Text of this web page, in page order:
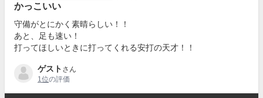
かっこいい
守備がとにかく素晴らしい！！
あと、足も速い！
打ってほしいときに打ってくれる安打の天才！！
ゲスト さん
1位の評価